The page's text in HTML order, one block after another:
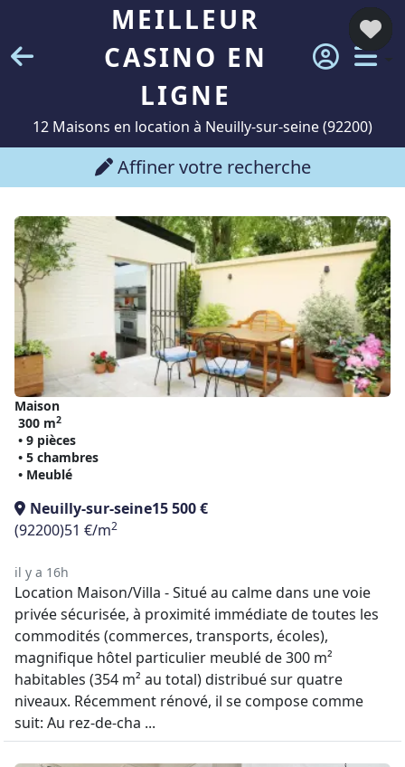
MEILLEUR
CASINO EN
LIGNE
12 Maisons en location à Neuilly-sur-seine (92200)
Affiner votre recherche
Maison
300 m2
• 9 pièces
• 5 chambres
• Meublé
Neuilly-sur-seine15 500 €
(92200)51 €/m2
il y a 16h
Location Maison/Villa - Situé au calme dans une voie
privée sécurisée, à proximité immédiate de toutes les
commodités (commerces, transports, écoles),
magnifique hôtel particulier meublé de 300 m²
habitables (354 m² au total) distribué sur quatre
niveaux. Récemment rénové, il se compose comme
suit: Au rez-de-cha ...